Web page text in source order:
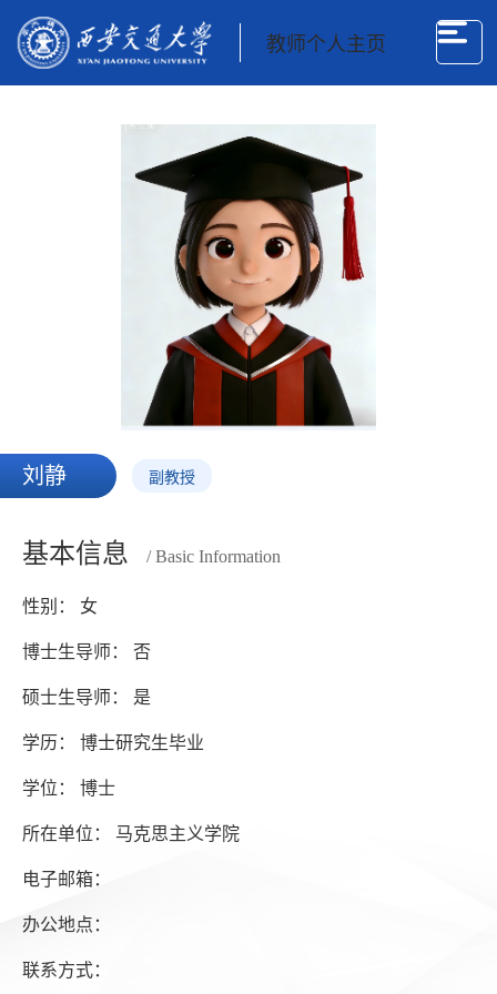
教师个人主页
刘静 副教授
基本信息 / Basic Information
性别： 女
博士生导师： 否
硕士生导师： 是
学历： 博士研究生毕业
学位： 博士
所在单位： 马克思主义学院
电子邮箱：
办公地点：
联系方式：